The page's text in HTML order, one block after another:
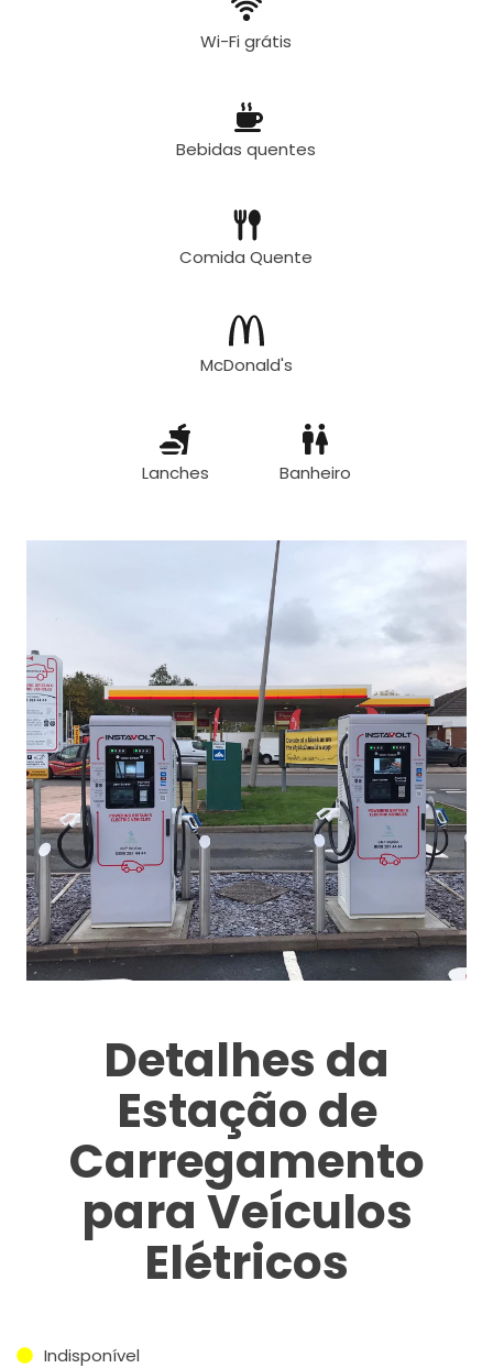
Wi-Fi grátis
Bebidas quentes
Comida Quente
McDonald's
Lanches Banheiro
Detalhes da
Estação de
Carregamento
para Veículos
Elétricos
Indisponível